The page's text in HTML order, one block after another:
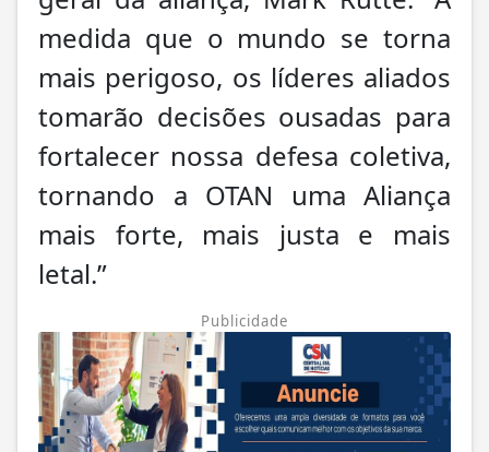
medida que o mundo se torna
mais perigoso, os líderes aliados
tomarão decisões ousadas para
fortalecer nossa defesa coletiva,
tornando a OTAN uma Aliança
mais forte, mais justa e mais
letal.”
Publicidade